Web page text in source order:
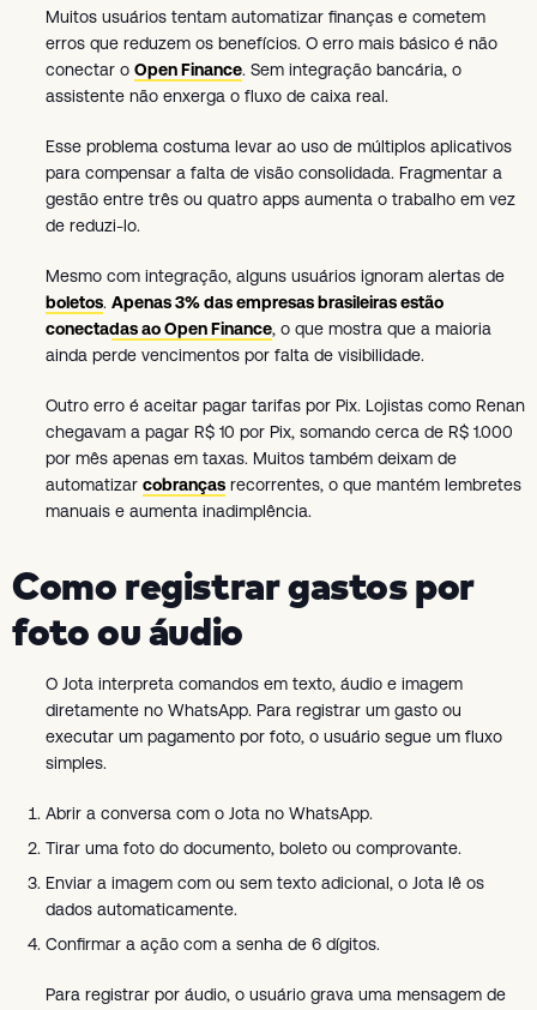
Muitos usuários tentam automatizar finanças e cometem
erros que reduzem os benefícios. O erro mais básico é não
conectar o Open Finance. Sem integração bancária, o
assistente não enxerga o fluxo de caixa real.
Esse problema costuma levar ao uso de múltiplos aplicativos
para compensar a falta de visão consolidada. Fragmentar a
gestão entre três ou quatro apps aumenta o trabalho em vez
de reduzi-lo.
Mesmo com integração, alguns usuários ignoram alertas de
boletos. Apenas 3% das empresas brasileiras estão
conectadas ao Open Finance, o que mostra que a maioria
ainda perde vencimentos por falta de visibilidade.
Outro erro é aceitar pagar tarifas por Pix. Lojistas como Renan
chegavam a pagar R$ 10 por Pix, somando cerca de R$ 1.000
por mês apenas em taxas. Muitos também deixam de
automatizar cobranças recorrentes, o que mantém lembretes
manuais e aumenta inadimplência.
Como registrar gastos por
foto ou áudio
O Jota interpreta comandos em texto, áudio e imagem
diretamente no WhatsApp. Para registrar um gasto ou
executar um pagamento por foto, o usuário segue um fluxo
simples.
Abrir a conversa com o Jota no WhatsApp.
Tirar uma foto do documento, boleto ou comprovante.
Enviar a imagem com ou sem texto adicional, o Jota lê os
dados automaticamente.
Confirmar a ação com a senha de 6 dígitos.
Para registrar por áudio, o usuário grava uma mensagem de